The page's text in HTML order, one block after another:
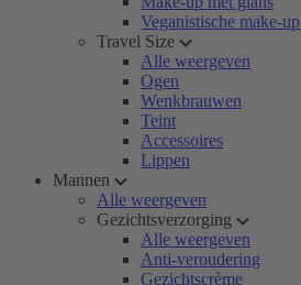
Veganistische make-up
Travel Size
Alle weergeven
Ogen
Wenkbrauwen
Teint
Accessoires
Lippen
Mannen
Alle weergeven
Gezichtsverzorging
Alle weergeven
Anti-veroudering
Gezichtscrème